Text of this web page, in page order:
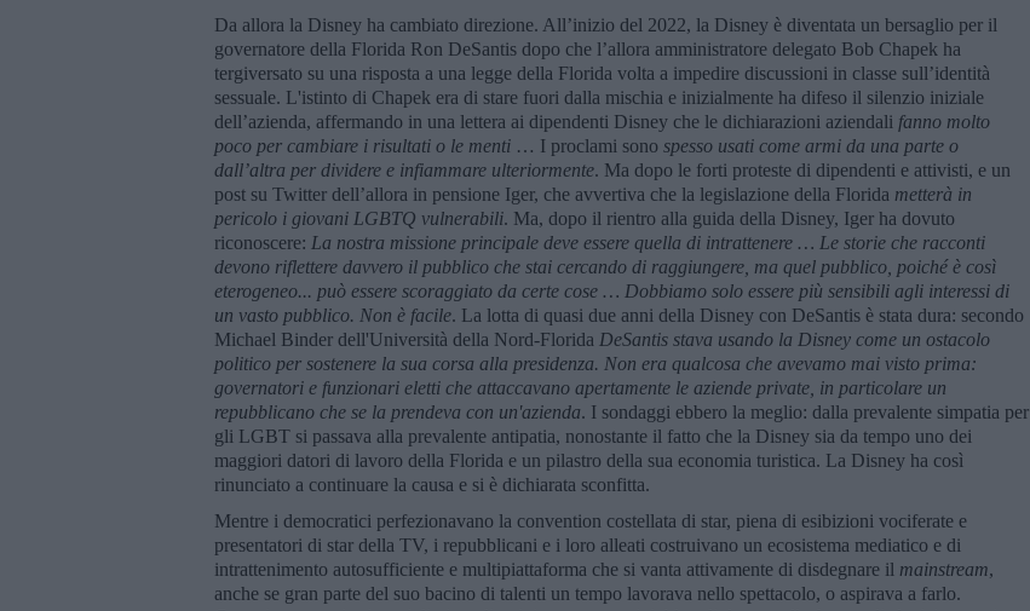
Da allora la Disney ha cambiato direzione. All’inizio del 2022, la Disney è diventata un bersaglio per il
governatore della Florida Ron DeSantis dopo che l’allora amministratore delegato Bob Chapek ha
tergiversato su una risposta a una legge della Florida volta a impedire discussioni in classe sull’identità
sessuale. L'istinto di Chapek era di stare fuori dalla mischia e inizialmente ha difeso il silenzio iniziale
dell’azienda, affermando in una lettera ai dipendenti Disney che le dichiarazioni aziendali fanno molto
poco per cambiare i risultati o le menti … I proclami sono spesso usati come armi da una parte o
dall’altra per dividere e infiammare ulteriormente. Ma dopo le forti proteste di dipendenti e attivisti, e un
post su Twitter dell’allora in pensione Iger, che avvertiva che la legislazione della Florida metterà in
pericolo i giovani LGBTQ vulnerabili. Ma, dopo il rientro alla guida della Disney, Iger ha dovuto
riconoscere: La nostra missione principale deve essere quella di intrattenere … Le storie che racconti
devono riflettere davvero il pubblico che stai cercando di raggiungere, ma quel pubblico, poiché è così
eterogeneo... può essere scoraggiato da certe cose … Dobbiamo solo essere più sensibili agli interessi di
un vasto pubblico. Non è facile. La lotta di quasi due anni della Disney con DeSantis è stata dura: secondo
Michael Binder dell'Università della Nord-Florida DeSantis stava usando la Disney come un ostacolo
politico per sostenere la sua corsa alla presidenza. Non era qualcosa che avevamo mai visto prima:
governatori e funzionari eletti che attaccavano apertamente le aziende private, in particolare un
repubblicano che se la prendeva con un'azienda. I sondaggi ebbero la meglio: dalla prevalente simpatia per
gli LGBT si passava alla prevalente antipatia, nonostante il fatto che la Disney sia da tempo uno dei
maggiori datori di lavoro della Florida e un pilastro della sua economia turistica. La Disney ha così
rinunciato a continuare la causa e si è dichiarata sconfitta.
Mentre i democratici perfezionavano la convention costellata di star, piena di esibizioni vociferate e
presentatori di star della TV, i repubblicani e i loro alleati costruivano un ecosistema mediatico e di
intrattenimento autosufficiente e multipiattaforma che si vanta attivamente di disdegnare il mainstream,
anche se gran parte del suo bacino di talenti un tempo lavorava nello spettacolo, o aspirava a farlo.